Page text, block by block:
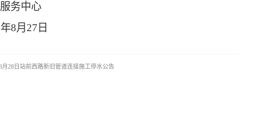
务中心
年8月 27 日
月28日站前西路新旧管道连接施工停水公告